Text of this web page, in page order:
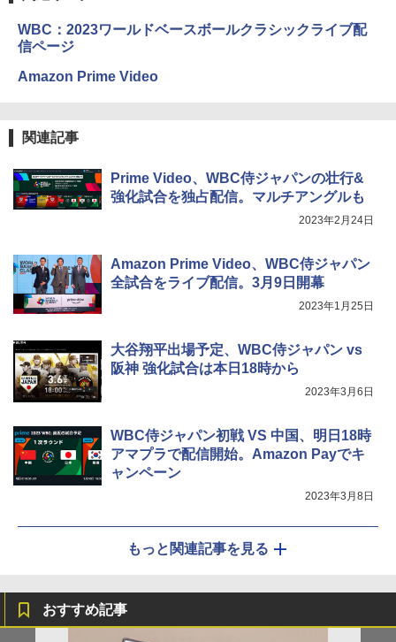
WBC：2023ワールドベースボールクラシックライブ配
信ページ
Amazon Prime Video
関連記事
Prime Video、WBC侍ジャパンの壮行&
強化試合を独占配信。マルチアングルも
2023年2月24日
Amazon Prime Video、WBC侍ジャパン
全試合をライブ配信。3月9日開幕
2023年1月25日
大谷翔平出場予定、WBC侍ジャパン vs
阪神 強化試合は本日18時から
2023年3月6日
WBC侍ジャパン初戦 VS 中国、明日18時
アマプラで配信開始。Amazon Payでキ
ャンペーン
2023年3月8日
もっと関連記事を見る
おすすめ記事